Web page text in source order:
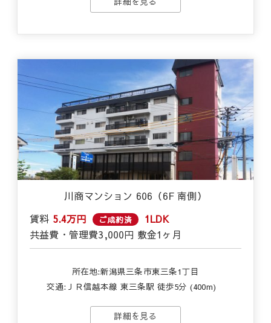
川商マンション 606（6F 南側）
賃料 5.4万円 ご成約済
1LDK
共益費・管理費3,000円 敷金1ヶ月
所在地:新潟県三条市東三条1丁目
交通: ＪＲ信越本線 東三条駅 徒歩5分 (400m)
詳細を見る